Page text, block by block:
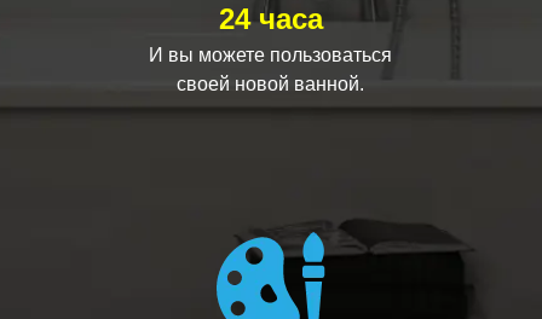
24 часа
И вы можете пользоваться
своей новой ванной.